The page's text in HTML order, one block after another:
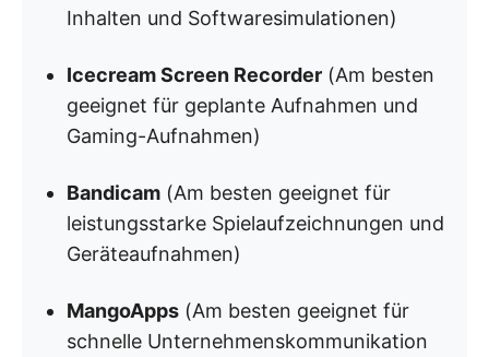
Inhalten und Softwaresimulationen)
Icecream Screen Recorder (Am besten
geeignet für geplante Aufnahmen und
Gaming-Aufnahmen)
Bandicam (Am besten geeignet für
leistungsstarke Spielaufzeichnungen und
Geräteaufnahmen)
MangoApps (Am besten geeignet für
schnelle Unternehmenskommunikation